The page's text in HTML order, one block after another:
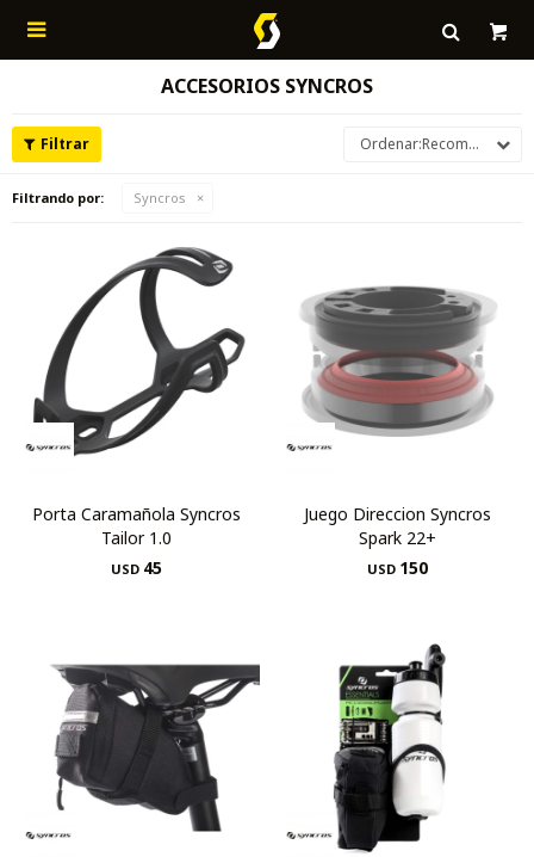

ACCESORIOS SYNCROS
Recomendados
Filtrando por: Syncros
Porta Caramañola Syncros
Tailor 1.0
USD 45
Juego Direccion Syncros
Spark 22+
USD 150